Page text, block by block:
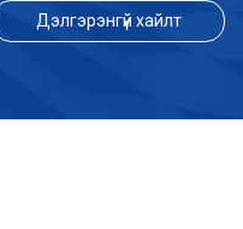
Дэлгэрэнгүй хайлт